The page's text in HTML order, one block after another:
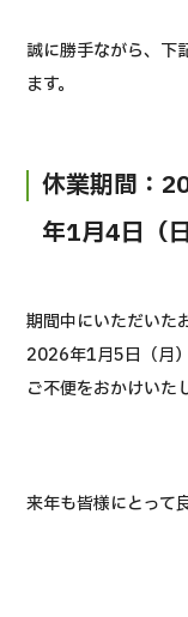
誠に勝手ながら、下
ます。
休業期間：
年1月4日（日
期間中にいただいた
2026年1月5日（月
ご不便をおかけいた
来年も皆様にとって